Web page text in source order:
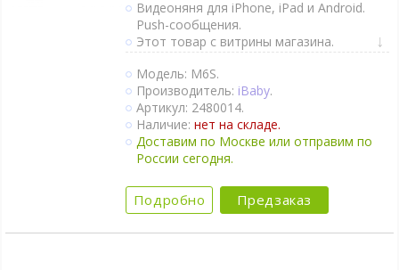
Видеоняня для iPhone, iPad и Android.
Push-сообщения.
Этот товар с витрины магазина.
Двухсторонняя связь.
Активация при плаче (VOX).
Датчик движения.
Датчик качества воздуха.
Термометр и гигрометр.
Встроены колыбельные, можно
записывать свои.
Доступ из любой точки планеты через
интернет.
Модель: M6S.
Производитель: iBaby.
Артикул: 2480014.
Наличие:нет на складе.
Доставим по Москве или отправим по
России сегодня.
Подробно Предзаказ